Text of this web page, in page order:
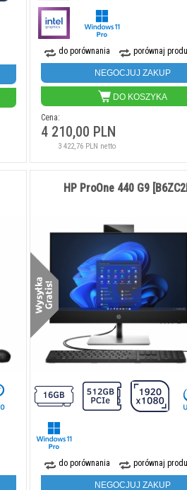
4 AiO G1i
[BY7D5ET]
HP ProStudio
do porównania porównaj
NEGOCJUJ ZAKUP
DO KOSZYKA
Cena:
4 210,00 PLN
3 422,76 PLN netto
do porównania porównaj
NEGOCJUJ ZAKUP
HP ProOne 440 G9